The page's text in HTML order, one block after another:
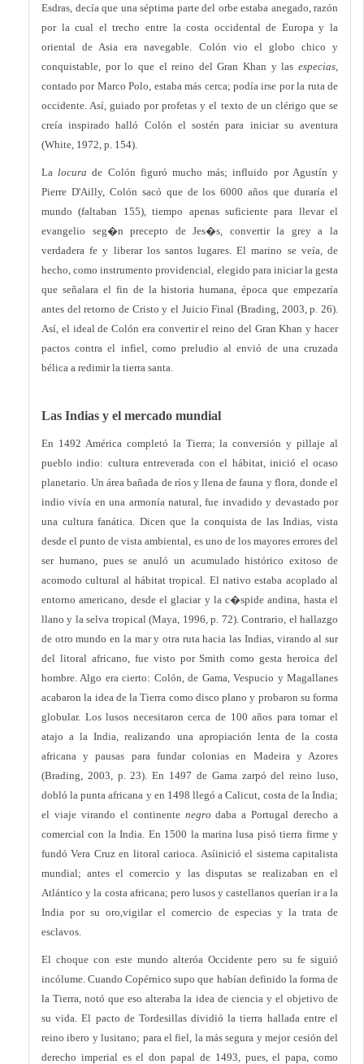
Esdras, decía que una séptima parte del orbe estaba anegado, razón
por la cual el trecho entre la costa occidental de Europa y la
oriental de Asia era navegable. Colón vio el globo chico y
conquistable, por lo que el reino del Gran Khan y las especias,
contado por Marco Polo, estaba más cerca; podía irse por la ruta de
occidente. Así, guiado por profetas y el texto de un clérigo que se
creía inspirado halló Colón el sostén para iniciar su aventura
(White, 1972, p. 154).
La locurade Colón figuró mucho más; influido por Agustín y
Pierre D'Ailly, Colón sacó que de los 6000 años que duraría el
mundo (faltaban 155), tiempo apenas suficiente para llevar el
evangelio seg�n precepto de Jes�s, convertir la grey a la
verdadera fe y liberar los santos lugares. El marino se veía, de
hecho, como instrumento providencial, elegido para iniciar la gesta
que señalara el fin de la historia humana, época que empezaría
antes del retorno de Cristo y el Juicio Final (Brading, 2003, p. 26).
Así, el ideal de Colón era convertir el reino del Gran Khan y hacer
pactos contra el infiel, como preludio al envió de una cruzada
bélica a redimir la tierra santa.
Las Indias y el mercado mundial
En 1492 América completó la Tierra; la conversión y pillaje al
pueblo indio: cultura entreverada con el hábitat, inició el ocaso
planetario. Un área bañada de ríos y llena de fauna y flora, donde el
indio vivía en una armonía natural, fue invadido y devastado por
una cultura fanática. Dicen que la conquista de las Indias, vista
desde el punto de vista ambiental, es uno de los mayores errores del
ser humano, pues se anuló un acumulado histórico exitoso de
acomodo cultural al hábitat tropical. El nativo estaba acoplado al
entorno americano, desde el glaciar y la c�spide andina, hasta el
llano y la selva tropical (Maya, 1996, p. 72). Contrario, el hallazgo
de otro mundo en la mar y otra ruta hacia las Indias, virando al sur
del litoral africano, fue visto por Smith como gesta heroica del
hombre. Algo era cierto: Colón, de Gama, Vespucio y Magallanes
acabaron la idea de la Tierra como disco plano y probaron su forma
globular. Los lusos necesitaron cerca de 100 años para tomar el
atajo a la India, realizando una apropiación lenta de la costa
africana y pausas para fundar colonias en Madeira y Azores
(Brading, 2003, p. 23). En 1497 de Gama zarpó del reino luso,
dobló la punta africana y en 1498 llegó a Calicut, costa de la India;
el viaje virando el continente negrodaba a Portugal derecho a
comercial con la India. En 1500 la marina lusa pisó tierra firme y
fundó Vera Cruz en litoral carioca. Asíinició el sistema capitalista
mundial; antes el comercio y las disputas se realizaban en el
Atlántico y la costa africana; pero lusos y castellanos querían ir a la
India por su oro,vigilar el comercio de especias y la trata de
esclavos.
El choque con este mundo alteróa Occidente pero su fe siguió
incólume. Cuando Copérnico supo que habían definido la forma de
la Tierra, notó que eso alteraba la idea de ciencia y el objetivo de
su vida. El pacto de Tordesillas dividió la tierra hallada entre el
reino ibero y lusitano; para el fiel, la más segura y mejor cesión del
derecho imperial es el don papal de 1493, pues, el papa, como